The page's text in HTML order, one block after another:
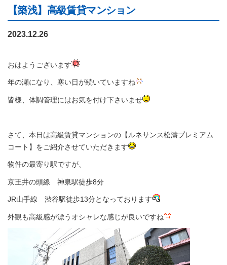
【築浅】高級賃貸マンション
2023.12.26
おはようございます
年の瀬になり、寒い日が続いていますね
皆様、体調管理にはお気を付け下さいませ
さて、本日は高級賃貸マンションの【ルネサンス松濤プレミアム
コート】をご紹介させていただきます
物件の最寄り駅ですが、
京王井の頭線 神泉駅徒歩8分
JR山手線 渋谷駅徒歩13分となっております
外観も高級感が漂うオシャレな感じが良いですね